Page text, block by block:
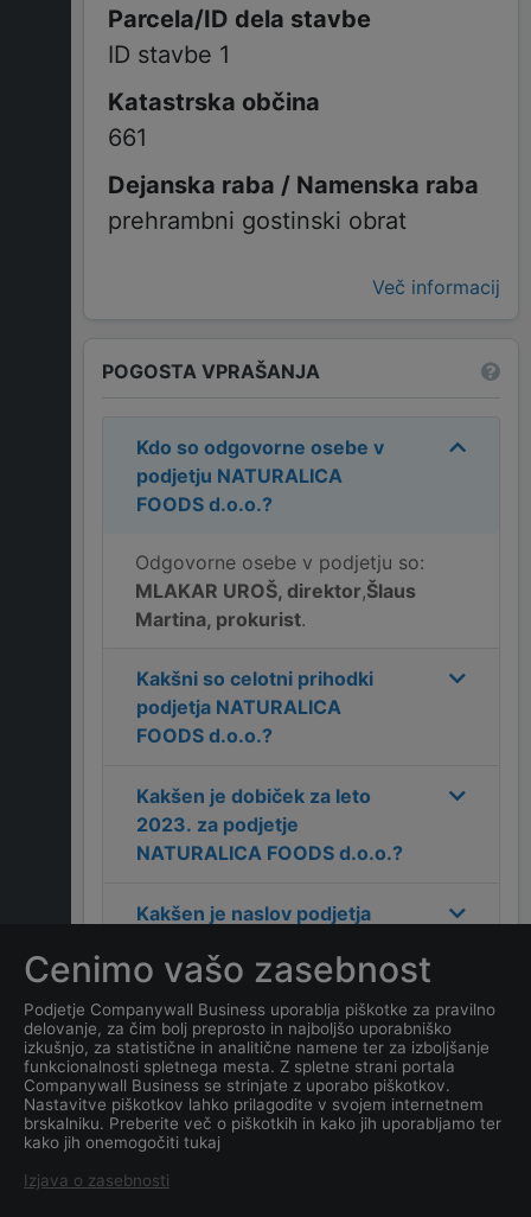
ID stavbe 1
661
prehrambni gostinski obrat
Več informacij
POGOSTA VPRAŠANJA
Kdo so odgovorne osebe v
podjetju NATURALICA
FOODS d.o.o.?
Odgovorne osebe v podjetju so:
MLAKAR UROŠ, direktor,Šlaus
Martina, prokurist.
Kakšni so celotni prihodki
podjetja NATURALICA
FOODS d.o.o.?
Kakšen je dobiček za leto
2023. za podjetje
NATURALICA FOODS d.o.o.?
Kakšen je naslov podjetja
Kakšen je kontakt podjetja
NATURALICA FOODS d.o.o.?
Kateri je datum ustanovitve
podjetja NATURALICA
FOODS d.o.o.
Cenimo vašo zasebnost
Podjetje Companywall Business uporablja piškotke za pravilno
delovanje, za čim bolj preprosto in najboljšo uporabniško
izkušnjo, za statistične in analitične namene ter za izboljšanje
funkcionalnosti spletnega mesta. Z spletne strani portala
Companywall Business se strinjate z uporabo piškotkov.
Nastavitve piškotkov lahko prilagodite v svojem internetnem
brskalniku. Preberite več o piškotkih in kako jih uporabljamo ter
kako jih onemogočiti tukaj
Izjava o zasebnosti